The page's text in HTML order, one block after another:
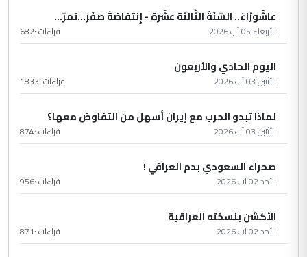
عاشُورْاءُ.. السّنَةُ الثّالثةَ عشَرَة - إِنتفاضةُ صفَر…تمرّ...
الأربعاء 05 آب 2026 قراءات :682
اليوم الحادي والأربعون
الأثنين 03 آب 2026 قراءات :1833
لماذا تبدو الحرب مع إيران أسهل من التفاوض معها؟
الأثنين 03 آب 2026 قراءات :874
صحراء السعودي بدم العراقي !
الأحد 02 آب 2026 قراءات :956
الأكشن بنسخته العراقية
الأحد 02 آب 2026 قراءات :871